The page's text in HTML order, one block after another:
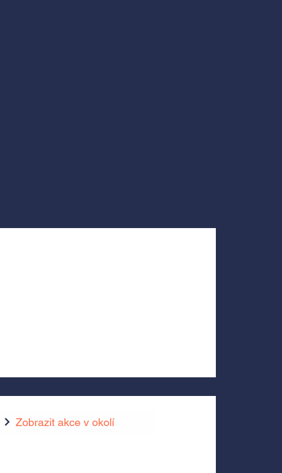
Zobrazit akce v okolí